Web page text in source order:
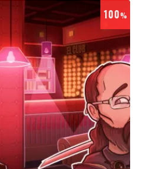
100%